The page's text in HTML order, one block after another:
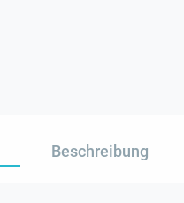
Beschreibung